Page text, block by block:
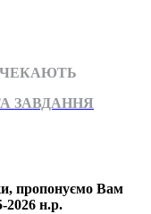
ЧЕКАЮТЬ
ЗАВДАННЯ
пропонуємо Вам
2026 н.р.